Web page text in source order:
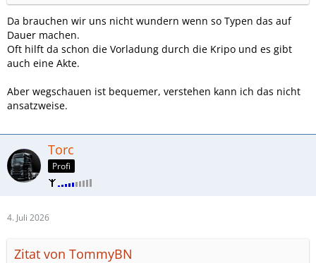
Da brauchen wir uns nicht wundern wenn so Typen das auf
Dauer machen.
Oft hilft da schon die Vorladung durch die Kripo und es gibt
auch eine Akte.
Aber wegschauen ist bequemer, verstehen kann ich das nicht
ansatzweise.
Torc
Profi
4. Juli 2026
Zitat von TommyBN